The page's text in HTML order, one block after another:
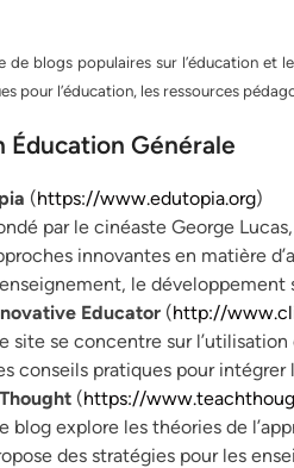
de blogs populaires sur l’éducation et
pour l’éducation, les ressources
Éducation Générale
(https://www.edutopia.org)
par le cinéaste George
innovantes en matière
le
Educator (http://
site se concentre sur
conseils pratiques pour intégrer
(https://
blog explore les théories de
des stratégies pour les